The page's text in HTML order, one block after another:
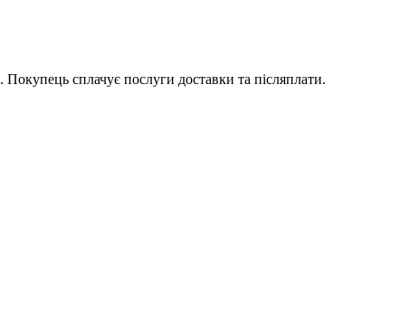
сплачує послуги доставки та післяплати.